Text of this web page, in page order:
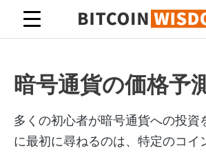
ビットコインの知
暗号通貨の価格予
多くの初心者が暗号通貨への投資
に最初に尋ねるのは、特定のコイ